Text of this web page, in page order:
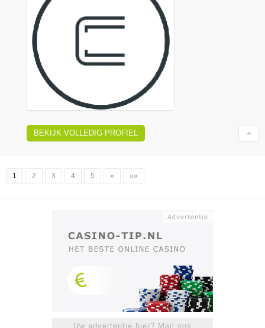
BEKIJK VOLLEDIG PROFIEL
1 2 3 4 5 » »»
Uw advertentie hier? Mail ons